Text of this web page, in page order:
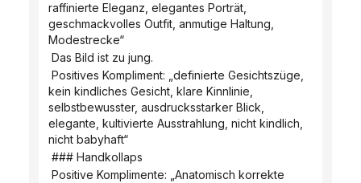
raffinierte Eleganz, elegantes Porträt,
geschmackvolles Outfit, anmutige Haltung,
Modestrecke“
Das Bild ist zu jung.
kein kindliches Gesicht, klare Kinnlinie,
selbstbewusster, ausdrucksstarker Blick,
elegante, kultivierte Ausstrahlung, nicht kindlich,
nicht babyhaft“
### Handkollaps